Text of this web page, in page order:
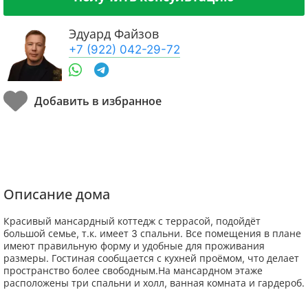
Эдуард Файзов
+7 (922) 042-29-72
Описание дома
Красивый мансардный коттедж с террасой, подойдёт
большой семье, т.к. имеет 3 спальни. Все помещения в плане
имеют правильную форму и удобные для проживания
размеры. Гостиная сообщается с кухней проёмом, что делает
пространство более свободным.На мансардном этаже
расположены три спальни и холл, ванная комната и гардероб.